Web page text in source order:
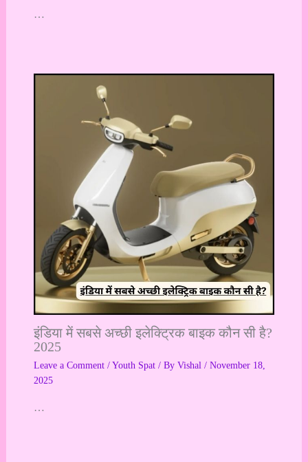
…
इंडिया में सबसे अच्छी इलेक्ट्रिक बाइक कौन सी है?
2025
Leave a Comment / Youth Spat/ By Vishal / November 18,
2025
…